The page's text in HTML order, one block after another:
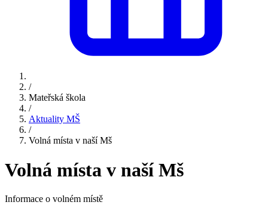
/
Mateřská škola
/
Aktuality MŠ
/
Volná místa v naší Mš
Volná místa v naší Mš
Informace o volném místě